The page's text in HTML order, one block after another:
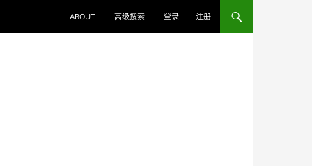
ABOUT 高级搜索 登录 注册